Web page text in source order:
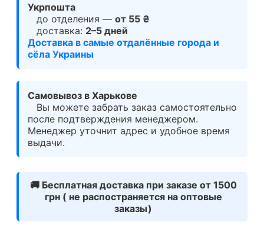
Укрпошта
до отделения — от 55 ₴
доставка: 2–5 дней
Доставка в самые отдалённые города и
сёла Украины
Самовывоз в Харькове
Вы можете забрать заказ самостоятельно
после подтверждения менеджером.
Менеджер уточнит адрес и удобное время
выдачи.
🚚 Бесплатная доставка при заказе от 1500
грн ( не распостраняется на оптовые
заказы)